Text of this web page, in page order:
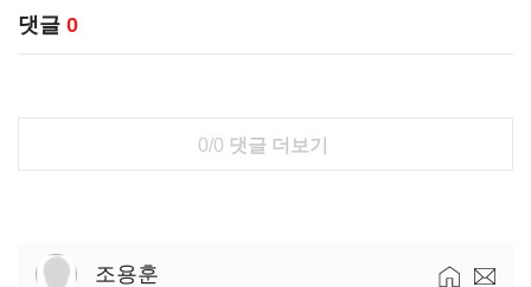
댓글 0
0/0 댓글 더보기
조용훈